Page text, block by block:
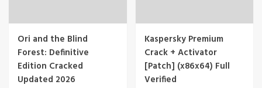
Ori and the Blind
Forest: Definitive
Edition Cracked
Updated 2026
Kaspersky Premium
Crack + Activator
[Patch] (x86x64) Full
Verified